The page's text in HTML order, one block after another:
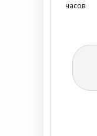
часов